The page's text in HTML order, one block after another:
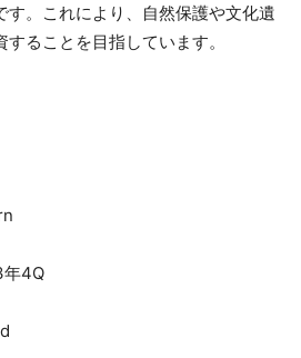
す。これにより、自然保護や文化遺
ることを目指しています。
年4Q